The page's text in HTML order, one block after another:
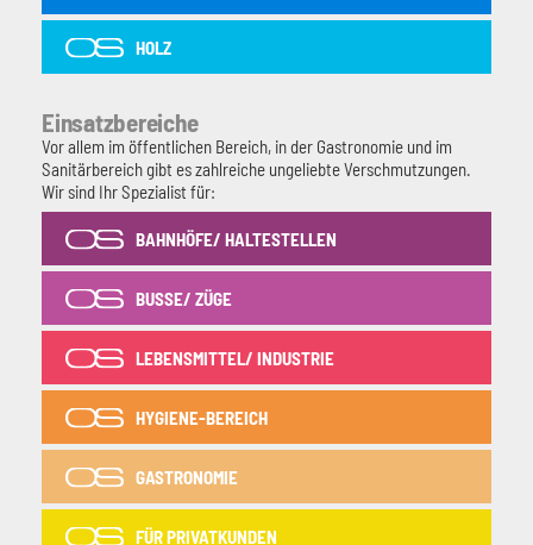
HOLZ
Einsatzbereiche
Vor allem im öffentlichen Bereich, in der Gastronomie und im
Sanitärbereich gibt es zahlreiche ungeliebte Verschmutzungen.
Wir sind Ihr Spezialist für:
BAHNHÖFE/ HALTESTELLEN
BUSSE/ ZÜGE
LEBENSMITTEL/ INDUSTRIE
HYGIENE-BEREICH
GASTRONOMIE
FÜR PRIVATKUNDEN